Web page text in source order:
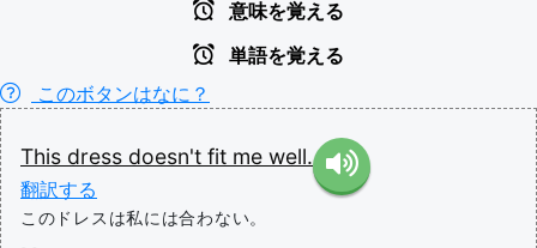
意味を覚える
単語を覚える
このボタンはなに？
This dress doesn't fit me well.
翻訳する
このドレスは私には合わない。